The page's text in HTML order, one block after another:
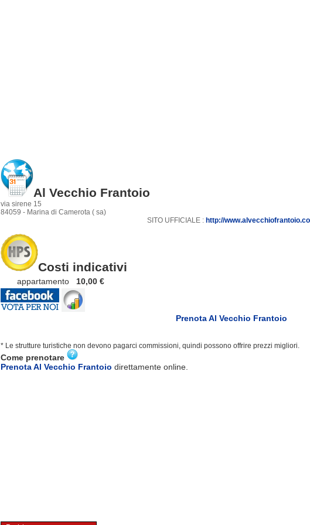
Al Vecchio Frantoio
via sirene 15
84059 - Marina di Camerota ( sa)
SITO UFFICIALE : http://
Costi indicativi
appartamento 10,00 €
Prenota Al Vecchio Frantoio
* Le strutture turistiche non devono pagarci commissioni, quindi possono offrire prezzi migliori.
Come prenotare
Prenota Al Vecchio Frantoio direttamente online.